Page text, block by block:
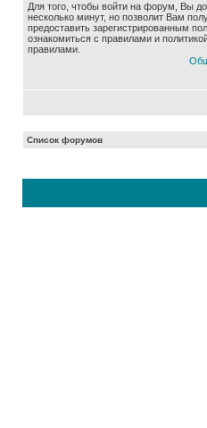
Для того, чтобы войти на форум, Вы
несколько минут, но позволит Вам
предоставить зарегистрированным
ознакомиться с правилами и
правилами.
Список форумов